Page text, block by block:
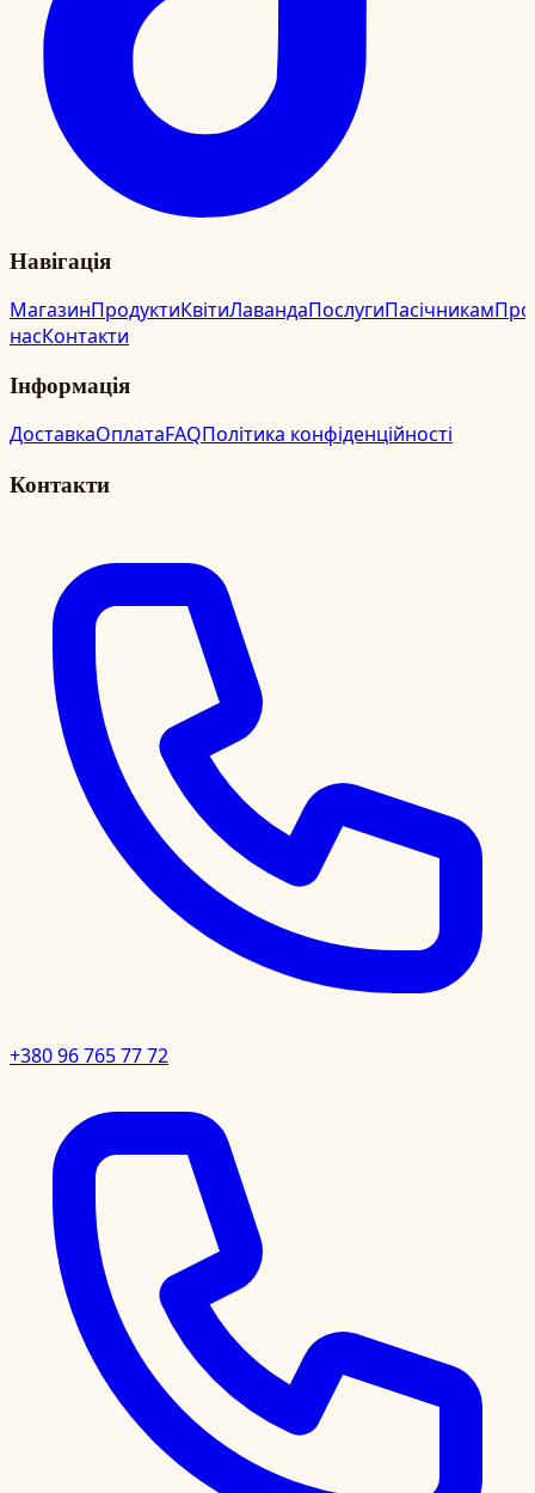
Навігація
МагазинПродуктиКвітиЛавандаПослугиПасічникамПро
насКонтакти
Інформація
ДоставкаОплатаFAQПолітика конфіденційності
Контакти
+380 96 765 77 72